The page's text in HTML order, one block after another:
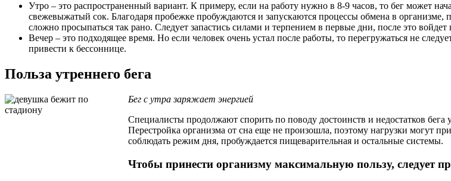
Утро – это распространенный вариант. К примеру, если на работу нужно в 8-9 часов, то бег может
свежевыжатый сок. Благодаря пробежке пробуждаются и запускаются процессы обмена в организме,
сложно просыпаться так рано. Следует запастись силами и терпением в первые дни, после это
Вечер – это подходящее время. Но если человек очень устал после работы, то перегружаться не
привести к бессоннице.
Польза утреннего бега
Бег с утра заряжает энергией
Специалисты продолжают спорить по поводу достоинств и недостатков
Перестройка организма от сна еще не произошла, поэтому нагрузки могут
соблюдать режим дня, пробуждается пищеварительная и остальные системы.
Чтобы принести организму максимальную пользу, следует